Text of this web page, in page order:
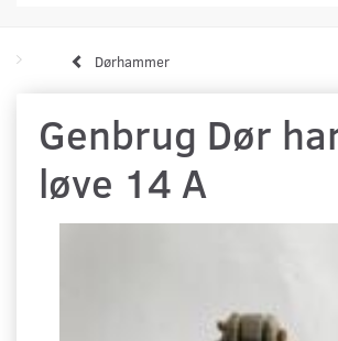
Dørhammer
Genbrug Dør
løve 14 A